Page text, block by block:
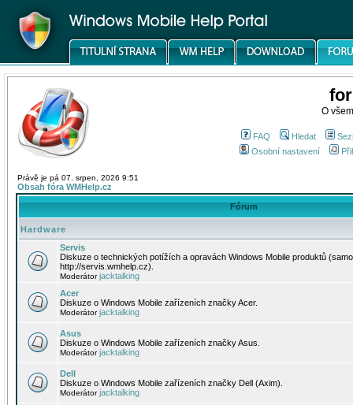
O
FAQ Hledat
Osobní nastavení
Právě je pá 07. srpen, 2026 9:51
Obsah fóra WMHelp.cz
Fórum
Hardware
Servis
Diskuze o technických potížích a opravách Windows Mobile produktů
http://servis.wmhelp.cz).
Moderátorjacktalking
Acer
Diskuze o Windows Mobile zařízeních značky Acer.
Moderátorjacktalking
Asus
Diskuze o Windows Mobile zařízeních značky Asus.
Moderátorjacktalking
Dell
Diskuze o Windows Mobile zařízeních značky Dell (Axim).
Moderátorjacktalking